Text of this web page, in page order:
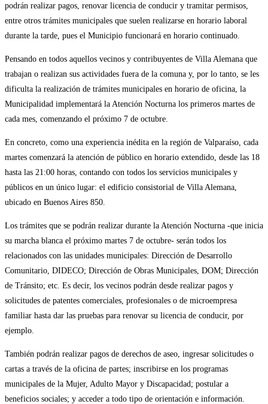
podrán realizar pagos, renovar licencia de conducir y tramitar permisos,
entre otros trámites municipales que suelen realizarse en horario laboral
durante la tarde, pues el Municipio funcionará en horario continuado.
Pensando en todos aquellos vecinos y contribuyentes de Villa Alemana que
trabajan o realizan sus actividades fuera de la comuna y, por lo tanto, se les
dificulta la realización de trámites municipales en horario de oficina, la
Municipalidad implementará la Atención Nocturna los primeros martes de
cada mes, comenzando el próximo 7 de octubre.
En concreto, como una experiencia inédita en la región de Valparaíso, cada
martes comenzará la atención de público en horario extendido, desde las 18
hasta las 21:00 horas, contando con todos los servicios municipales y
públicos en un único lugar: el edificio consistorial de Villa Alemana,
ubicado en Buenos Aires 850.
Los trámites que se podrán realizar durante la Atención Nocturna -que inicia
su marcha blanca el próximo martes 7 de octubre- serán todos los
relacionados con las unidades municipales: Dirección de Desarrollo
Comunitario, DIDECO; Dirección de Obras Municipales, DOM; Dirección
de Tránsito; etc. Es decir, los vecinos podrán desde realizar pagos y
solicitudes de patentes comerciales, profesionales o de microempresa
familiar hasta dar las pruebas para renovar su licencia de conducir, por
ejemplo.
También podrán realizar pagos de derechos de aseo, ingresar solicitudes o
cartas a través de la oficina de partes; inscribirse en los programas
municipales de la Mujer, Adulto Mayor y Discapacidad; postular a
beneficios sociales; y acceder a todo tipo de orientación e información.